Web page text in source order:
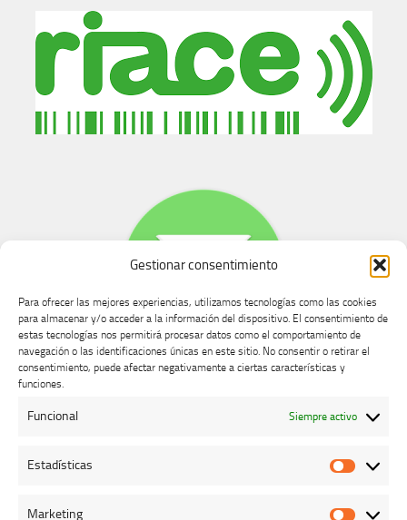
Gestionar consentimiento
Para ofrecer las mejores experiencias, utilizamos tecnologías como las cookies
para almacenar y/o acceder a la información del dispositivo. El consentimiento de
estas tecnologías nos permitirá procesar datos como el comportamiento de
navegación o las identificaciones únicas en este sitio. No consentir o retirar el
consentimiento, puede afectar negativamente a ciertas características y
funciones.
Funcional Siempre activo
Estadísticas
Marketing
Buzón de dudas, quejas y sugerencias